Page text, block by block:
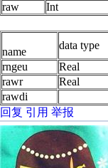
raw
Int
name
data type
rngeu
Real
rawr
Real
rawdi
回复 引用 举报